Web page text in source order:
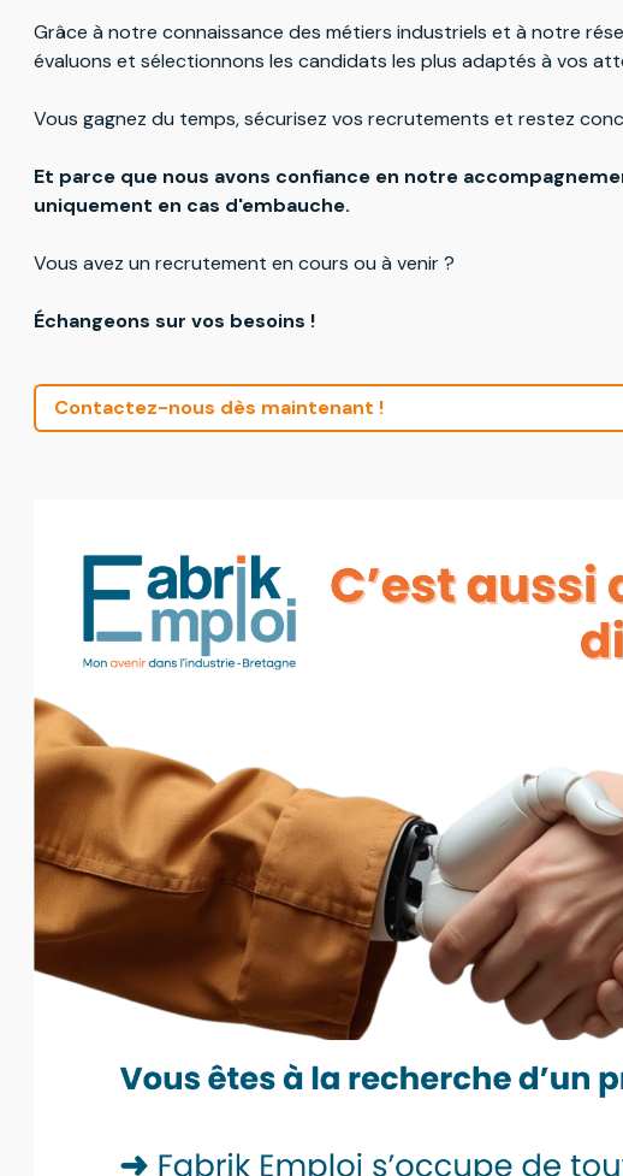
Grâce à notre connaissance des métiers industriels et à notre
évaluons et sélectionnons les candidats les plus adaptés à vos
Vous gagnez du temps, sécurisez vos recrutements et restez
Et parce que nous avons confiance en notre
uniquement en cas d'embauche.
Vous avez un recrutement en cours ou à venir ?
Échangeons sur vos besoins !
Contactez-nous dès maintenant !